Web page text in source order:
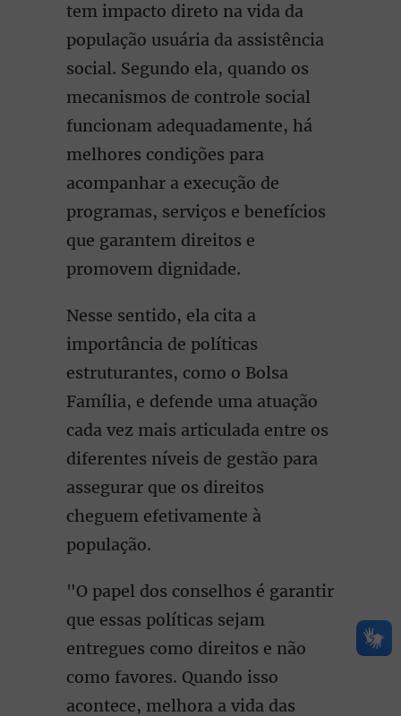
tem impacto direto na vida da
população usuária da assistência
social. Segundo ela, quando os
mecanismos de controle social
funcionam adequadamente, há
melhores condições para
acompanhar a execução de
programas, serviços e benefícios
que garantem direitos e
promovem dignidade.
Nesse sentido, ela cita a
importância de políticas
estruturantes, como o Bolsa
Família, e defende uma atuação
cada vez mais articulada entre os
diferentes níveis de gestão para
assegurar que os direitos
cheguem efetivamente à
população.
"O papel dos conselhos é garantir
que essas políticas sejam
entregues como direitos e não
como favores. Quando isso
acontece, melhora a vida das